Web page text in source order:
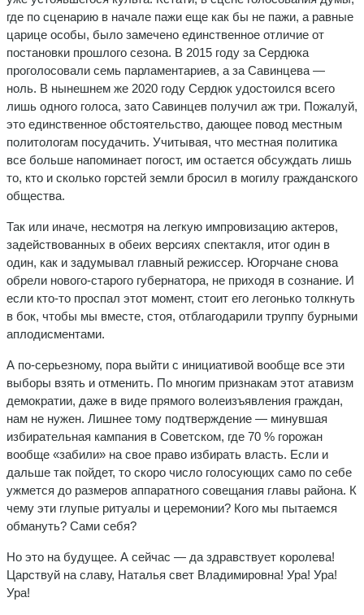
где по сценарию в начале пажи еще как бы не пажи, а равные
царице особы, было замечено единственное отличие от
постановки прошлого сезона. В 2015 году за Сердюка
проголосовали семь парламентариев, а за Савинцева —
ноль. В нынешнем же 2020 году Сердюк удостоился всего
лишь одного голоса, зато Савинцев получил аж три. Пожалуй,
это единственное обстоятельство, дающее повод местным
политологам посудачить. Учитывая, что местная политика
все больше напоминает погост, им остается обсуждать лишь
то, кто и сколько горстей земли бросил в могилу гражданского
общества.
Так или иначе, несмотря на легкую импровизацию актеров,
задействованных в обеих версиях спектакля, итог один в
один, как и задумывал главный режиссер. Югорчане снова
обрели нового-старого губернатора, не приходя в сознание. И
если кто-то проспал этот момент, стоит его легонько толкнуть
в бок, чтобы мы вместе, стоя, отблагодарили труппу бурными
аплодисментами.
А по-серьезному, пора выйти с инициативой вообще все эти
выборы взять и отменить. По многим признакам этот атавизм
демократии, даже в виде прямого волеизъявления граждан,
нам не нужен. Лишнее тому подтверждение — минувшая
избирательная кампания в Советском, где 70 % горожан
вообще «забили» на свое право избирать власть. Если и
дальше так пойдет, то скоро число голосующих само по себе
ужмется до размеров аппаратного совещания главы района. К
чему эти глупые ритуалы и церемонии? Кого мы пытаемся
обмануть? Сами себя?
Но это на будущее. А сейчас — да здравствует королева!
Царствуй на славу, Наталья свет Владимировна! Ура! Ура!
Ура!